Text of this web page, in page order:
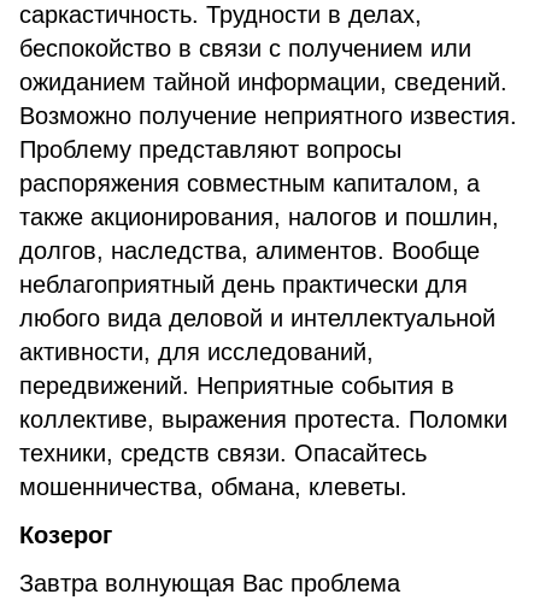
саркастичность. Трудности в делах,
беспокойство в связи с получением или
ожиданием тайной информации, сведений.
Возможно получение неприятного известия.
Проблему представляют вопросы
распоряжения совместным капиталом, а
также акционирования, налогов и пошлин,
долгов, наследства, алиментов. Вообще
неблагоприятный день практически для
любого вида деловой и интеллектуальной
активности, для исследований,
передвижений. Неприятные события в
коллективе, выражения протеста. Поломки
техники, средств связи. Опасайтесь
мошенничества, обмана, клеветы.
Козерог
Завтра волнующая Вас проблема